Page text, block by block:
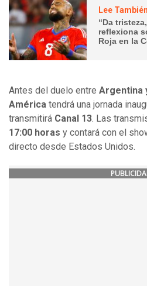
Lee
“Da
reflexiona
Roja en la
Antes del duelo entre Argentina
América tendrá una jornada
transmitirá Canal 13. Las
17:00 horas y contará con el
directo desde Estados Unidos.